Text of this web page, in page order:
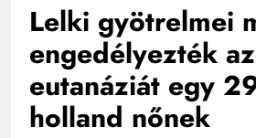
Lelki gyötrelmei
engedélyezték
eutanáziát egy
holland nőnek